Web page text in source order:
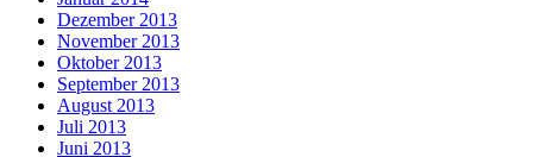
Dezember 2013
November 2013
Oktober 2013
September 2013
August 2013
Juli 2013
Juni 2013